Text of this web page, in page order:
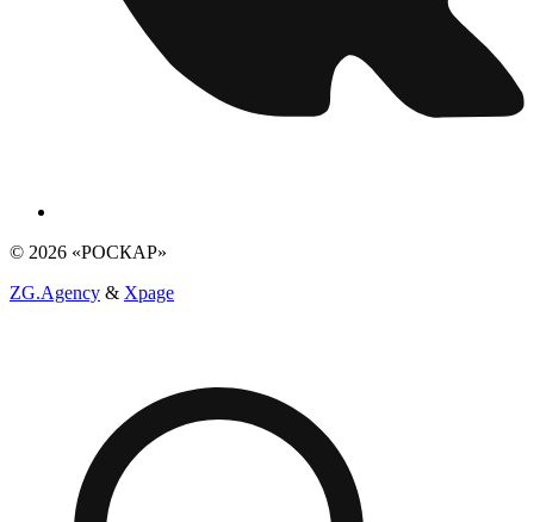
© 2026 «РОСКАР»
ZG.Agency & Xpage